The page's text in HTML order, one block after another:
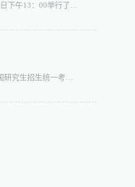
【农学院苟妍/文/图，张雪艳审】为深化学校创新创业教育改革，提高学生创新创业能力。农学院于2022年3月30日下午13：00举行了2022年大学生创新创业训练计划项目立项答辩。本年度共申报133个项目，涉及动物科学、动物医学、草业科学、农学、植物保护、农业资源与环境、林学、林学（枸杞）、园林和园艺10个专业，2019级、2020级和2021级3个年级，共计660余名学生积极申报和参与答辩。依据学科类别分为动科、园林和农学三组进行专...